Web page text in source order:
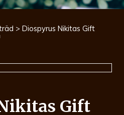
> Diospyrus Nikitas Gift
Gift